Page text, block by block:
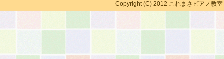
Copyright (C) 2012 これまさピアノ教